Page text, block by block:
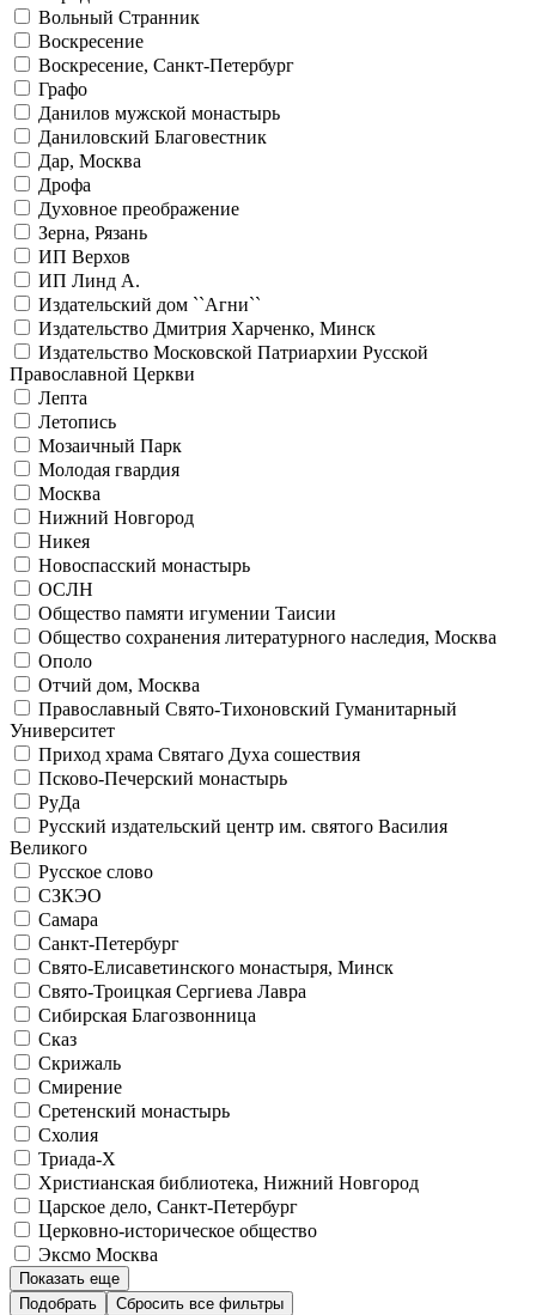
Вольный Странник
Воскресение
Воскресение, Санкт-Петербург
Графо
Данилов мужской монастырь
Даниловский Благовестник
Дар, Москва
Дрофа
Духовное преображение
Зерна, Рязань
ИП Верхов
ИП Линд А.
Издательский дом ``Агни``
Издательство Дмитрия Харченко, Минск
Издательство Московской Патриархии Русской
Православной Церкви
Лепта
Летопись
Мозаичный Парк
Молодая гвардия
Москва
Нижний Новгород
Никея
Новоспасский монастырь
ОСЛН
Общество памяти игумении Таисии
Общество сохранения литературного наследия, Москва
Ополо
Отчий дом, Москва
Православный Свято-Тихоновский Гуманитарный
Университет
Приход храма Святаго Духа сошествия
Псково-Печерский монастырь
РуДа
Русский издательский центр им. святого Василия
Великого
Русское слово
СЗКЭО
Самара
Санкт-Петербург
Свято-Елисаветинского монастыря, Минск
Свято-Троицкая Сергиева Лавра
Сибирская Благозвонница
Сказ
Скрижаль
Смирение
Сретенский монастырь
Схолия
Триада-Х
Христианская библиотека, Нижний Новгород
Царское дело, Санкт-Петербург
Церковно-историческое общество
Эксмо Москва
Показать еще
Подобрать